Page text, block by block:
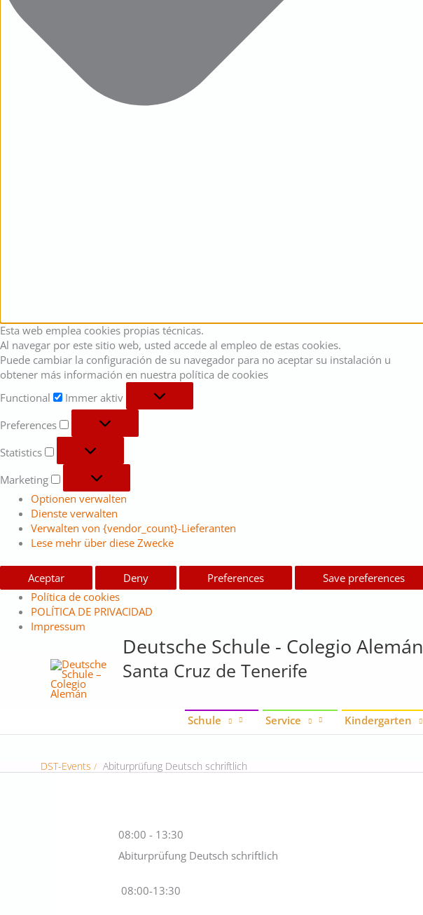
Esta web emplea cookies propias técnicas.
Al navegar por este sitio web, usted accede al empleo de estas cookies.
Puede cambiar la configuración de su navegador para no aceptar su instalación u
obtener más información en nuestra política de cookies
Functional
Immer aktiv
Preferences
Statistics
Marketing
Optionen verwalten
Dienste verwalten
Verwalten von {vendor_count}-Lieferanten
Lese mehr über diese Zwecke
Aceptar Deny Preferences Save preferences
Política de cookies
POLÍTICA DE PRIVACIDAD
Impressum
Deutsche Schule - Colegio Alemán
Santa Cruz de Tenerife
Schule Service Kindergarten
DST-Events Abiturprüfung Deutsch schriftlich
08:00 - 13:30
Abiturprüfung Deutsch schriftlich
08:00-13:30